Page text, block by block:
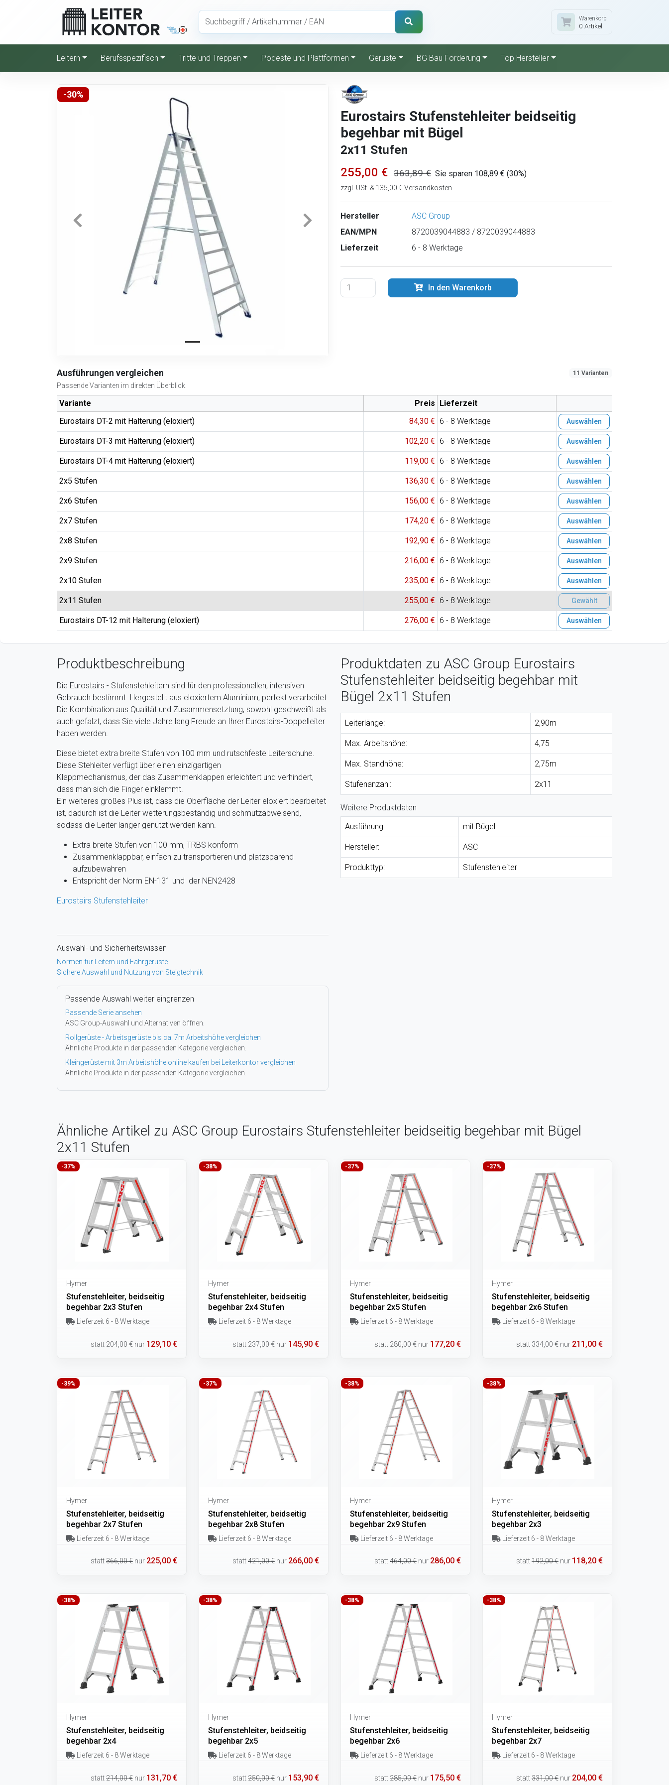
Warenkorb
0 Artikel
Leitern Berufsspezifisch Tritte und Treppen Podeste und Plattformen Gerüste BG Bau Förderung Top Hersteller
-30%
Eurostairs Stufenstehleiter beidseitig
begehbar mit Bügel
2x11 Stufen
255,00 € 363,89 € Sie sparen 108,89 € (30%)
zzgl. USt. & 135,00 € Versandkosten
Hersteller
ASC Group
EAN/MPN
8720039044883 / 8720039044883
Lieferzeit
6 - 8 Werktage
In den Warenkorb
Ausführungen vergleichen
Passende Varianten im direkten Überblick.
11 Varianten
Variante Preis Lieferzeit
Eurostairs DT-2 mit Halterung (eloxiert)
84,30 € 6 - 8 Werktage Auswählen
Eurostairs DT-3 mit Halterung (eloxiert) 102,20 € 6 - 8 Werktage Auswählen
Eurostairs DT-4 mit Halterung (eloxiert) 119,00 € 6 - 8 Werktage Auswählen
2x5 Stufen 136,30 € 6 - 8 Werktage Auswählen
2x6 Stufen 156,00 € 6 - 8 Werktage Auswählen
2x7 Stufen 174,20 € 6 - 8 Werktage Auswählen
2x8 Stufen 192,90 € 6 - 8 Werktage Auswählen
2x9 Stufen 216,00 € 6 - 8 Werktage Auswählen
2x10 Stufen 235,00 € 6 - 8 Werktage Auswählen
2x11 Stufen 255,00 € 6 - 8 Werktage Gewählt
Eurostairs DT-12 mit Halterung (eloxiert) 276,00 € 6 - 8 Werktage Auswählen
Produktbeschreibung
Die Eurostairs - Stufenstehleitern sind für den professionellen, intensiven
Gebrauch bestimmt. Hergestellt aus eloxiertem Aluminium, perfekt verarbeitet.
Die Kombination aus Qualität und Zusammensetztung, sowohl geschweißt als
auch gefalzt, dass Sie viele Jahre lang Freude an Ihrer Eurostairs-Doppelleiter
haben werden.
Diese bietet extra breite Stufen von 100 mm und rutschfeste Leiterschuhe.
Diese Stehleiter verfügt über einen einzigartigen
Klappmechanismus, der das Zusammenklappen erleichtert und verhindert,
dass man sich die Finger einklemmt.
Ein weiteres großes Plus ist, dass die Oberfläche der Leiter eloxiert bearbeitet
ist, dadurch ist die Leiter wetterungsbeständig und schmutzabweisend,
sodass die Leiter länger genutzt werden kann.
Extra breite Stufen von 100 mm, TRBS konform
Zusammenklappbar, einfach zu transportieren und platzsparend
aufzubewahren
Entspricht der Norm EN-131 und der NEN2428
Eurostairs Stufenstehleiter
Auswahl- und Sicherheitswissen
Normen für Leitern und Fahrgerüste
Sichere Auswahl und Nutzung von Steigtechnik
Passende Auswahl weiter eingrenzen
Passende Serie ansehen
ASC Group-Auswahl und Alternativen öffnen.
Rollgerüste - Arbeitsgerüste bis ca. 7m Arbeitshöhe vergleichen
Ähnliche Produkte in der passenden Kategorie vergleichen.
Kleingerüste mit 3m Arbeitshöhe online kaufen bei Leiterkontor vergleichen
Ähnliche Produkte in der passenden Kategorie vergleichen.
Produktdaten zu ASC Group Eurostairs
Stufenstehleiter beidseitig begehbar mit
Bügel 2x11 Stufen
Leiterlänge: 2,90m
Max. Arbeitshöhe: 4,75
Max. Standhöhe: 2,75m
Stufenanzahl: 2x11
Weitere Produktdaten
Ausführung:
mit Bügel
Hersteller: ASC
Produkttyp: Stufenstehleiter
Ähnliche Artikel zu ASC Group Eurostairs Stufenstehleiter beidseitig begehbar mit Bügel
2x11 Stufen
-37%
Hymer
Stufenstehleiter, beidseitig
begehbar 2x3 Stufen
Lieferzeit 6 - 8 Werktage
statt204,00 € nur 129,10 €
-38%
Hymer
Stufenstehleiter, beidseitig
begehbar 2x4 Stufen
Lieferzeit 6 - 8 Werktage
statt237,00 € nur 145,90 €
-37%
Hymer
Stufenstehleiter, beidseitig
begehbar 2x5 Stufen
Lieferzeit 6 - 8 Werktage
statt280,00 € nur 177,20 €
-37%
Hymer
Stufenstehleiter, beidseitig
begehbar 2x6 Stufen
Lieferzeit 6 - 8 Werktage
statt334,00 € nur 211,00 €
-39%
Hymer
Stufenstehleiter, beidseitig
begehbar 2x7 Stufen
Lieferzeit 6 - 8 Werktage
statt366,00 € nur 225,00 €
-37%
Hymer
Stufenstehleiter, beidseitig
begehbar 2x8 Stufen
Lieferzeit 6 - 8 Werktage
statt421,00 € nur 266,00 €
-38%
Hymer
Stufenstehleiter, beidseitig
begehbar 2x9 Stufen
Lieferzeit 6 - 8 Werktage
statt464,00 € nur 286,00 €
-38%
Hymer
Stufenstehleiter, beidseitig
begehbar 2x3
Lieferzeit 6 - 8 Werktage
statt192,00 € nur 118,20 €
-38%
Hymer
Stufenstehleiter, beidseitig
begehbar 2x4
Lieferzeit 6 - 8 Werktage
statt214,00 € nur 131,70 €
-38%
Hymer
Stufenstehleiter, beidseitig
begehbar 2x5
Lieferzeit 6 - 8 Werktage
statt250,00 € nur 153,90 €
-38%
Hymer
Stufenstehleiter, beidseitig
begehbar 2x6
Lieferzeit 6 - 8 Werktage
statt285,00 € nur 175,50 €
-38%
Hymer
Stufenstehleiter, beidseitig
begehbar 2x7
Lieferzeit 6 - 8 Werktage
statt331,00 € nur 204,00 €